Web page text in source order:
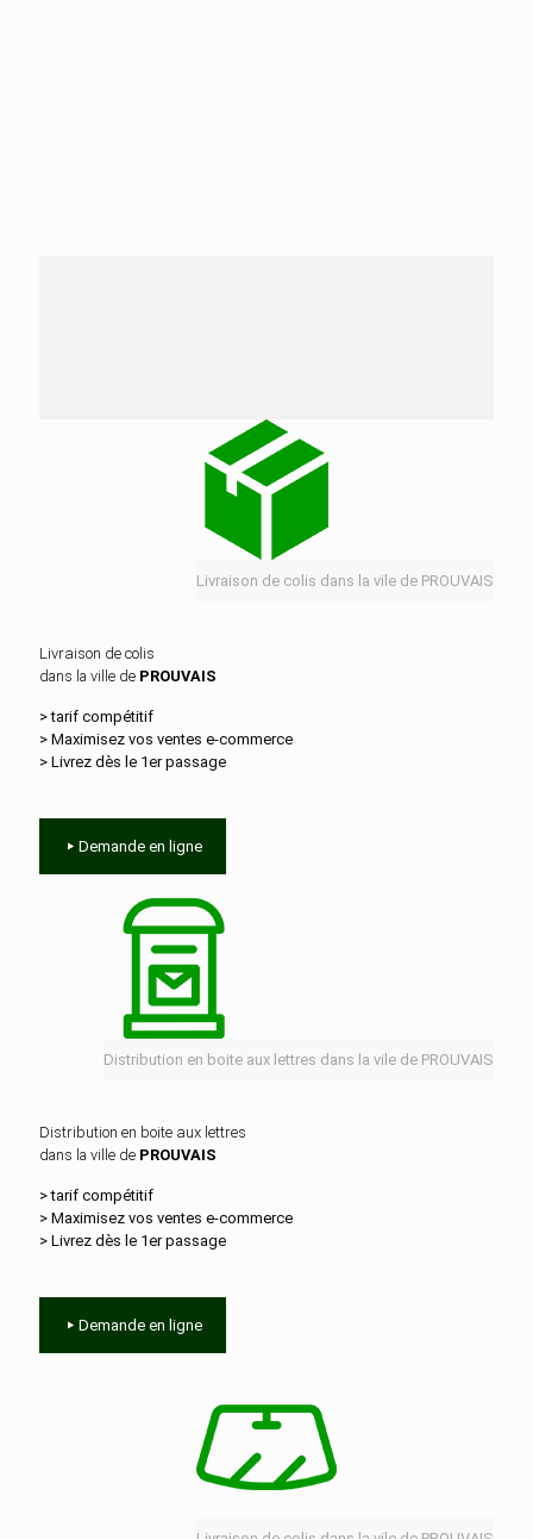
Livraison de colis dans la vile de PROUVAIS
Livraison de colis
dans la ville de PROUVAIS
> tarif compétitif
> Maximisez vos ventes e‑commerce
> Livrez dès le 1er passage
Demande en ligne
Distribution en boite aux lettres dans la vile de PROUVAIS
Distribution en boite aux lettres
dans la ville de PROUVAIS
> tarif compétitif
> Maximisez vos ventes e‑commerce
> Livrez dès le 1er passage
Demande en ligne